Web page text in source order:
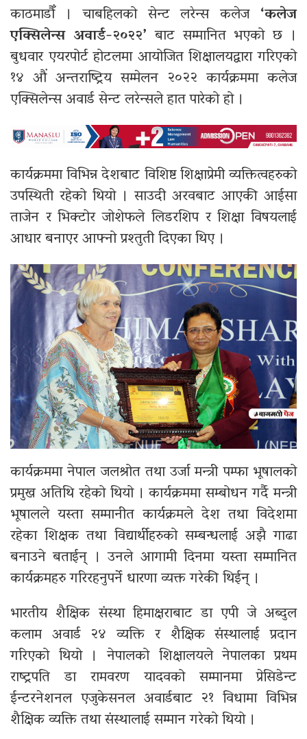
काठमाडौँ । चाबहिलको सेन्ट लरेन्स कलेज ‘कलेज
एक्सिलेन्स अवार्ड-२०२२’ बाट सम्मानित भएको छ ।
बुधवार एयरपोर्ट होटलमा आयोजित शिक्षालयद्वारा गरिएको
१४ औं अन्तराष्ट्रिय सम्मेलन २०२२ कार्यक्रममा कलेज
एक्सिलेन्स अवार्ड सेन्ट लरेन्सले हात पारेको हो ।
कार्यक्रममा विभिन्न देशबाट विशिष्ट शिक्षाप्रेमी व्यक्तित्वहरुको
उपस्थिती रहेको थियो । साउदी अरवबाट आएकी आईसा
ताजेन र भिक्टोर जोशेफले लिडरशिप र शिक्षा विषयलाई
आधार बनाएर आफ्नो प्रश्तुती दिएका थिए ।
कार्यक्रममा नेपाल जलश्रोत तथा उर्जा मन्त्री पम्फा भूषालको
प्रमुख अतिथि रहेको थियो । कार्यक्रममा सम्बोधन गर्दै मन्त्री
भूषालले यस्ता सम्मानीत कार्यक्रमले देश तथा विदेशमा
रहेका शिक्षक तथा विद्यार्थीहरुको सम्बन्धलाई अझै गाढा
बनाउने बताईन् । उनले आगामी दिनमा यस्ता सम्मानित
कार्यक्रमहरु गरिरहनुपर्ने धारणा व्यक्त गरेकी थिईन् ।
भारतीय शैक्षिक संस्था हिमाक्षराबाट डा एपी जे अब्दुल
कलाम अवार्ड २४ व्यक्ति र शैक्षिक संस्थालाई प्रदान
गरिएको थियो । नेपालको शिक्षालयले नेपालका प्रथम
राष्ट्रपति डा रामवरण यादवको सम्मानमा प्रेसिडेन्ट
ईन्टरनेशनल एजुकेसनल अवार्डबाट २१ विधामा विभिन्न
शैक्षिक व्यक्ति तथा संस्थालाई सम्मान गरेको थियो ।